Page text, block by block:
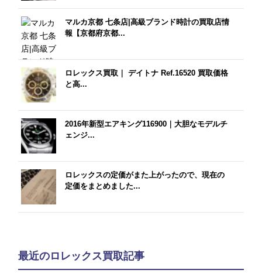
マルカ京都 七条店|高級ブランド時計の買取店情
報【京都府京都...
ロレックス買取｜ デイトナ Ref.16520 買取価格
と高...
2016年新型エアキング116900｜大胆なモデルチ
ェンジ...
ロレックスの定価がまた上がったので、現在の
定価をまとめました...
最近のロレックス買取記事